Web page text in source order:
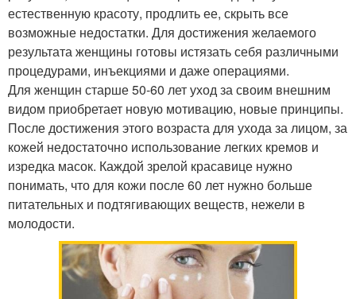
естественную красоту, продлить ее, скрыть все
возможные недостатки. Для достижения желаемого
результата женщины готовы истязать себя различными
процедурами, инъекциями и даже операциями.
Для женщин старше 50-60 лет уход за своим внешним
видом приобретает новую мотивацию, новые принципы.
После достижения этого возраста для ухода за лицом, за
кожей недостаточно использование легких кремов и
изредка масок. Каждой зрелой красавице нужно
понимать, что для кожи после 60 лет нужно больше
питательных и подтягивающих веществ, нежели в
молодости.